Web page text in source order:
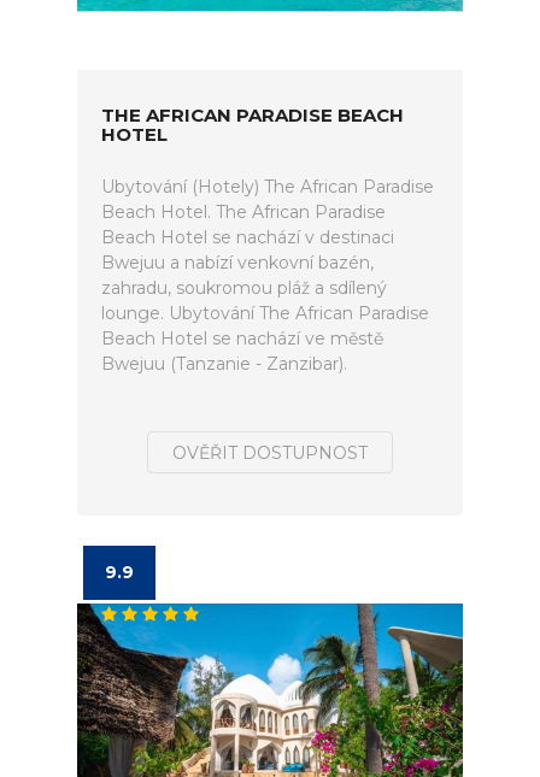
THE AFRICAN PARADISE BEACH
HOTEL
Ubytování (Hotely) The African Paradise
Beach Hotel. The African Paradise
Beach Hotel se nachází v destinaci
Bwejuu a nabízí venkovní bazén,
zahradu, soukromou pláž a sdílený
lounge. Ubytování The African Paradise
Beach Hotel se nachází ve městě
Bwejuu (Tanzanie - Zanzibar).
OVĚŘIT DOSTUPNOST
9.9